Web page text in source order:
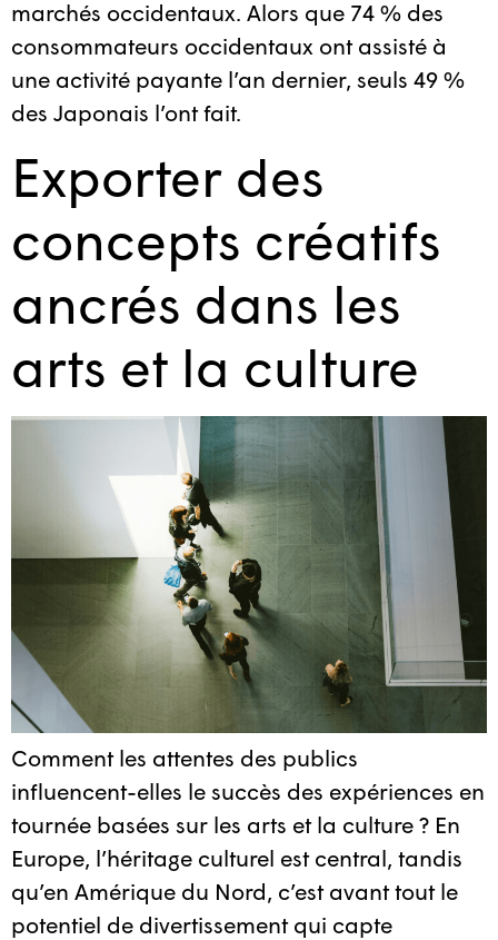
marchés occidentaux. Alors que 74 % des
consommateurs occidentaux ont assisté à
une activité payante l’an dernier, seuls 49 %
des Japonais l’ont fait.
Exporter des
concepts créatifs
ancrés dans les
arts et la culture
Comment les attentes des publics
influencent-elles le succès des expériences en
tournée basées sur les arts et la culture ? En
Europe, l’héritage culturel est central, tandis
qu’en Amérique du Nord, c’est avant tout le
potentiel de divertissement qui capte